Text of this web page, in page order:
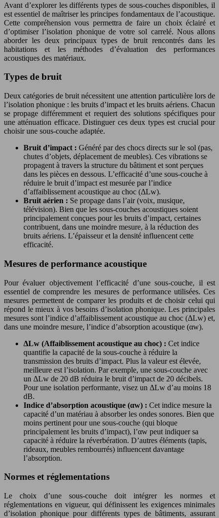
Avant d’explorer les différents types de sous-couches disponibles, il
est essentiel de maîtriser les principes fondamentaux de l’acoustique.
Cette compréhension vous permettra de faire un choix éclairé et
d’optimiser l’isolation phonique de votre sol carrelé. Nous allons
aborder les deux principaux types de bruit rencontrés dans les
habitations et les méthodes d’évaluation des performances
acoustiques des matériaux.
Types de bruit
Deux catégories de bruit nécessitent une attention particulière lors de
l’isolation phonique : les bruits d’impact et les bruits aériens. Chacun
se propage différemment et requiert des solutions spécifiques pour
une atténuation efficace. Distinguer ces deux types est crucial pour
choisir une sous-couche adaptée.
Bruit d’impact : Généré par des chocs directs sur le sol (pas,
chutes d’objets, déplacement de meubles). Ces vibrations se
propagent à travers la structure du bâtiment et sont perçues
dans les pièces en dessous. L’efficacité d’une sous-couche à
réduire le bruit d’impact est mesurée par l’indice
d’affaiblissement acoustique au choc (ΔLw).
Bruit aérien : Se propage dans l’air (voix, musique,
télévision). Bien que les sous-couches acoustiques soient
principalement conçues pour les bruits d’impact, certaines
contribuent, dans une moindre mesure, à la réduction des
bruits aériens. L’épaisseur et la densité influencent cette
efficacité.
Mesures de performance acoustique
Pour évaluer objectivement l’efficacité d’une sous-couche, il est
essentiel de comprendre les mesures de performance utilisées. Ces
mesures permettent de comparer les produits et de choisir celui qui
répond le mieux à vos besoins d’isolation phonique. Les principales
mesures sont l’indice d’affaiblissement acoustique au choc (ΔLw) et,
dans une moindre mesure, l’indice d’absorption acoustique (αw).
ΔLw (Affaiblissement acoustique au choc) : Cet indice
quantifie la capacité de la sous-couche à réduire la
transmission des bruits d’impact. Plus la valeur est élevée,
meilleure est l’isolation. Par exemple, une sous-couche avec
un ΔLw de 20 dB réduira le bruit d’impact de 20 décibels.
Pour une isolation performante, visez un ΔLw d’au moins 18
dB.
Indice d’absorption acoustique (αw) : Cet indice mesure la
capacité d’un matériau à absorber les ondes sonores. Bien que
moins pertinent pour une sous-couche (qui bloque
principalement les bruits d’impact), l’αw peut indiquer sa
capacité à réduire la réverbération. D’autres éléments (tapis,
rideaux, meubles rembourrés) influencent davantage
l’absorption.
Normes et réglementations
Le choix d’une sous-couche doit intégrer les normes et
réglementations en vigueur, qui définissent les exigences minimales
d’isolation phonique pour différents types de bâtiments, assurant